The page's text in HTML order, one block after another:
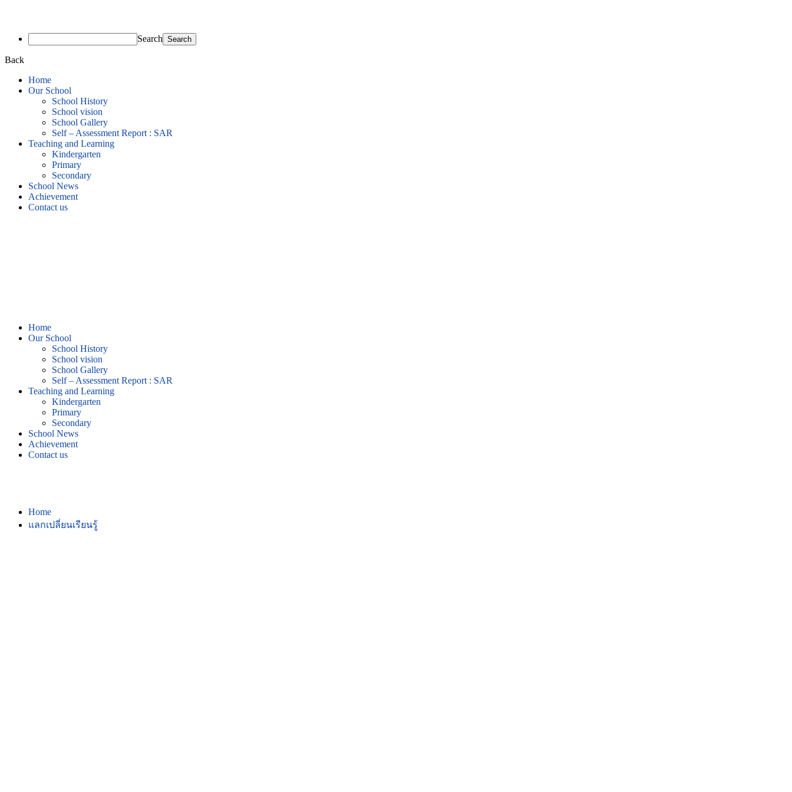
Search
Back
Home
Our School
School History
School vision
School Gallery
Self – Assessment Report : SAR
Teaching and Learning
Kindergarten
Primary
Secondary
School News
Achievement
Contact us
Home
Our School
School History
School vision
School Gallery
Self – Assessment Report : SAR
Teaching and Learning
Kindergarten
Primary
Secondary
School News
Achievement
Contact us
Home
แลกเปลี่ยนเรียนรู้